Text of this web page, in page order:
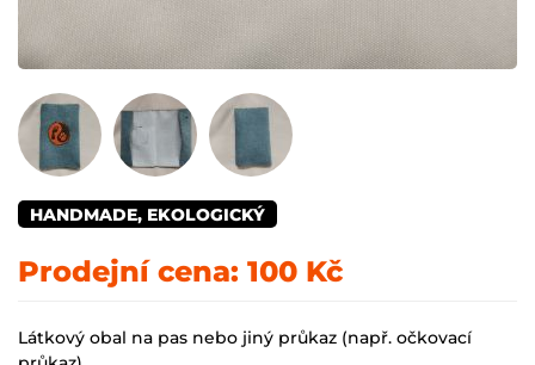
HANDMADE, EKOLOGICKÝ
Prodejní cena: 100 Kč
Látkový obal na pas nebo jiný průkaz (např. očkovací